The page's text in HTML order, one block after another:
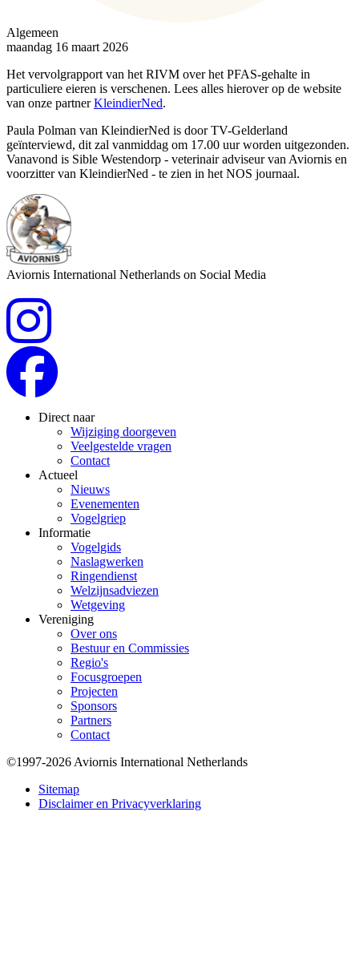
Algemeen
maandag 16 maart 2026
Het vervolgrapport van het RIVM over het PFAS-gehalte in
particuliere eieren is verschenen. Lees alles hierover op de website
van onze partnerKleindierNed.
Paula Polman van KleindierNed is door TV-Gelderland
geïnterviewd, dit zal vanmiddag om 17.00 uur worden uitgezonden.
Vanavond is Sible Westendorp - veterinair adviseur van Aviornis en
voorzitter van KleindierNed - te zien in het NOS journaal.
Aviornis International Netherlands on Social Media
Direct naar
Wijziging doorgeven
Veelgestelde vragen
Contact
Actueel
Nieuws
Evenementen
Vogelgriep
Informatie
Vogelgids
Naslagwerken
Ringendienst
Welzijnsadviezen
Wetgeving
Vereniging
Over ons
Bestuur en Commissies
Regio's
Focusgroepen
Projecten
Sponsors
Partners
Contact
Bottom
©1997-2026 Aviornis International Netherlands
Sitemap
Disclaimer en Privacyverklaring